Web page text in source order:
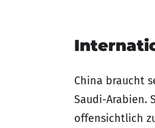
China braucht
Saudi-Arabien.
offensichtlich